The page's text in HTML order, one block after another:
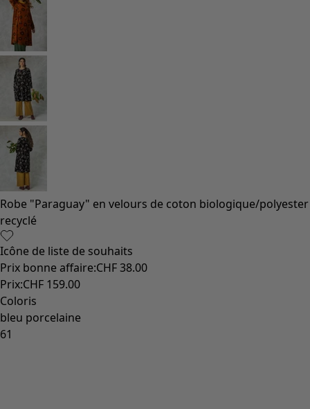
Robe "Paraguay" en velours de coton biologique/polyester
recyclé
Icône de liste de souhaits
Prix bonne affaire:CHF 38.00
Prix:CHF 159.00
Coloris
bleu porcelaine
61